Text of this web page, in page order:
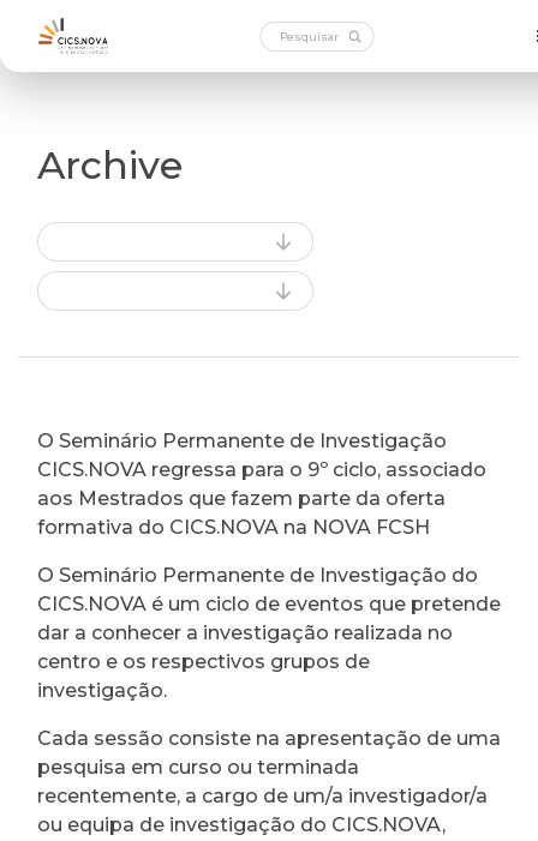
Archive
O Seminário Permanente de Investigação
CICS.NOVA regressa para o 9º ciclo, associado
aos Mestrados que fazem parte da oferta
formativa do CICS.NOVA na NOVA FCSH
O Seminário Permanente de Investigação do
CICS.NOVA é um ciclo de eventos que pretende
dar a conhecer a investigação realizada no
centro e os respectivos grupos de
investigação.
Cada sessão consiste na apresentação de uma
pesquisa em curso ou terminada
recentemente, a cargo de um/a investigador/a
ou equipa de investigação do CICS.NOVA,